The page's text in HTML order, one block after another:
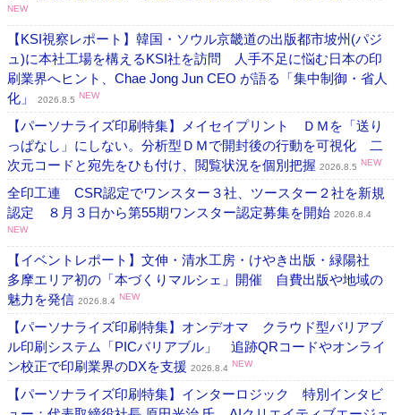
NEW
【KSI視察レポート】韓国・ソウル京畿道の出版都市坡州(パジ
ュ)に本社工場を構えるKSI社を訪問 人手不足に悩む日本の印
刷業界へヒント、Chae Jong Jun CEO が語る「集中制御・省人
化」
2026.8.5 NEW
【パーソナライズ印刷特集】メイセイプリント ＤＭを「送り
っぱなし」にしない。分析型ＤＭで開封後の行動を可視化 二
次元コードと宛先をひも付け、閲覧状況を個別把握 2026.8.5 NEW
全印工連 CSR認定でワンスター３社、ツースター２社を新規
認定 ８月３日から第55期ワンスター認定募集を開始 2026.8.4
NEW
【イベントレポート】文伸・清水工房・けやき出版・緑陽社
多摩エリア初の「本づくりマルシェ」開催 自費出版や地域の
魅力を発信 2026.8.4 NEW
【パーソナライズ印刷特集】オンデオマ クラウド型バリアブ
ル印刷システム「PICバリアブル」 追跡QRコードやオンライ
ン校正で印刷業界のDXを支援 2026.8.4 NEW
【パーソナライズ印刷特集】インターロジック 特別インタビ